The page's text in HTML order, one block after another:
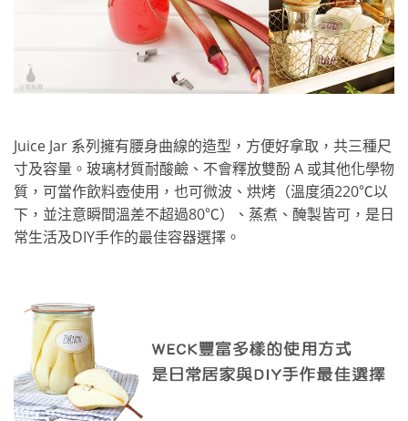
Juice Jar 系列擁有腰身曲線的造型，方便好拿取，共三種尺
寸及容量。玻璃材質耐酸鹼、不會釋放雙酚 A 或其他化學物
質，可當作飲料壺使用，也可微波、烘烤（溫度須220℃以
下，並注意瞬間溫差不超過80℃）、蒸煮、醃製皆可，是日
常生活及DIY手作的最佳容器選擇。